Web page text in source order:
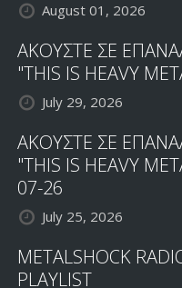
August 01, 2026
ΑΚΟΥΣΤΕ ΣΕ
"THIS IS HEAVY
July 29, 2026
ΑΚΟΥΣΤΕ ΣΕ
"THIS IS HEAVY
07-26
July 25, 2026
METALSHOCK
PLAYLIST